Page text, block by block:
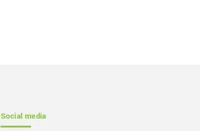
Social media